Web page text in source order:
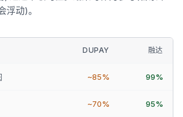
浮动)。
DUPAY 融达
~85% 99%
~70% 95%